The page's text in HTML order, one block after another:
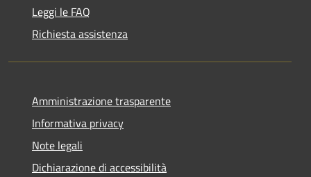
Leggi le FAQ
Richiesta assistenza
Amministrazione trasparente
Informativa privacy
Note legali
Dichiarazione di accessibilità